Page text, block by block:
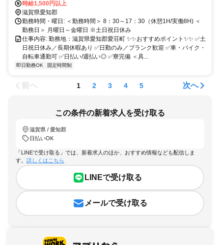
時給1,500円以上
滋賀県愛知郡
勤務時間・曜日: ＜勤務時間＞ 8：30～17：30（休憩1H/実働8H) ＜
勤務日＞ 月曜日～金曜日 ※土日祝日休み
仕事内容: 勤務地：滋賀県愛知郡愛荘町 ✨✨おすすめポイント✨✨ ✅️土
日祝日休み／長期休暇あり ✅️日勤のみ／ブランク歓迎 ✅️車・バイク・
自転車通勤可 ✅️日払い/週払い◎ ✅️寮完備 ＜具...
即日勤務OK 固定時間制
前へ 1 2 3 4 5 次へ
この条件の新着求人を受け取る
滋賀県 / 愛知郡
日払いOK
「LINEで受け取る」では、新着求人のほか、おすすめ情報なども配信しま
す。 詳しくはこちら
LINEで受け取る
メールで受け取る